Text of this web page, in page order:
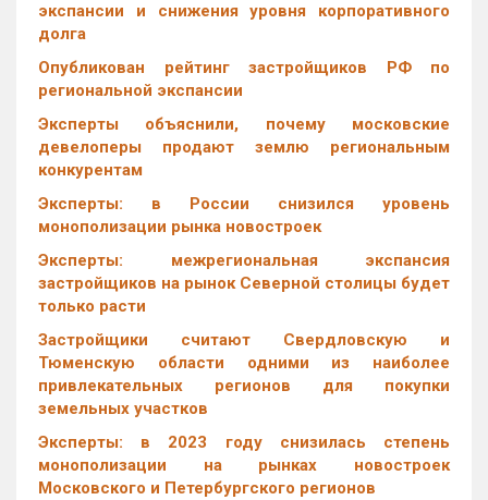
экспансии и снижения уровня корпоративного
долга
Опубликован рейтинг застройщиков РФ по
региональной экспансии
Эксперты объяснили, почему московские
девелоперы продают землю региональным
конкурентам
Эксперты: в России снизился уровень
монополизации рынка новостроек
Эксперты: межрегиональная экспансия
застройщиков на рынок Северной столицы будет
только расти
Застройщики считают Свердловскую и
Тюменскую области одними из наиболее
привлекательных регионов для покупки
земельных участков
Эксперты: в 2023 году снизилась степень
монополизации на рынках новостроек
Московского и Петербургского регионов